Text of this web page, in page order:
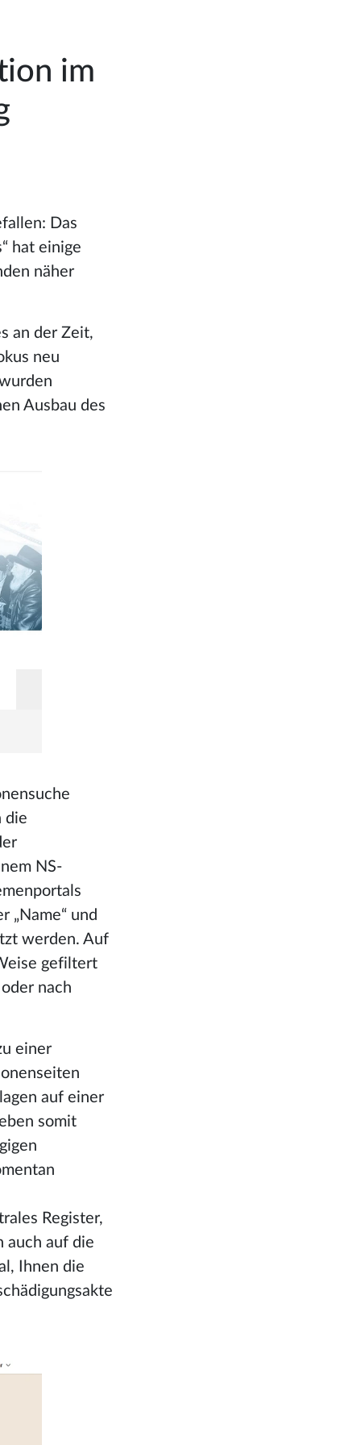
im
Das
hat einige
näher
an der Zeit,
neu
Ausbau des
die
NS-
„Name“ und
werden. Auf
gefiltert
nach
einer
auf einer
somit
Register,
auch auf die
Ihnen die